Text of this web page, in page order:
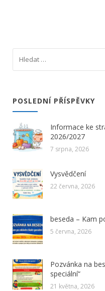
POSLEDNÍ PŘÍSPĚVKY
Informace ke
2026/2027
7 srpna, 2026
Vysvědčení
22 června, 2026
beseda – Kam
5 června, 2026
Pozvánka na
speciální“
21 května, 2026